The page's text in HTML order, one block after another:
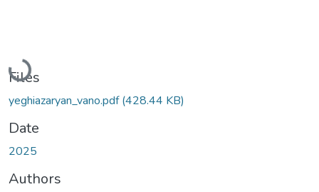
Loading...
Files
yeghiazaryan_vano.pdf(428.44 KB)
Date
2025
Authors